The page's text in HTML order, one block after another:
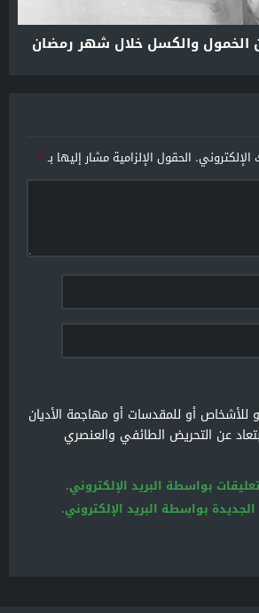
الخمول والكسل خلال شهر رمضان
الحقول الإلزامية مشار إليها بـ*
للأشخاص أو للمقدسات أو مهاجمة الأديان
عن التحريض الطائفي والعنصري
بواسطة البريد الإلكتروني.
بواسطة البريد الإلكتروني.